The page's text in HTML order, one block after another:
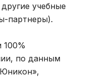
учебные
партнеры).
100%
по данным